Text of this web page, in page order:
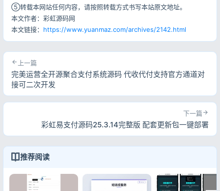
⑤转载本网站任何内容，请按照转载方式书写本站原文地址。
本文作者：彩虹源码网
本文链接： https://www.yuanmaz.com/archives/2142.html
上一篇
完美运营全开源聚合支付系统源码 代收代付支持官方通道对
接可二次开发
下一篇
彩虹易支付源码25.3.14完整版 配套更新包一键部署
推荐阅读